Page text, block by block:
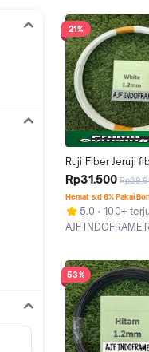
21%
Ruji Fiber Jeruji
ukuran 1.2mm
sangkar burung,
unggas, layangan
asesoris lainnya
Rp31.500
Hemat s.d 8% Pakai
5.0
100+
AJF INDOFRAME
53%